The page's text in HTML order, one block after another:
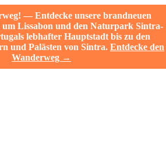
— Entdecke unsere brandneuen
Lissabon und den Naturpark Sintra-
lebhafter Hauptstadt bis zu den
und Palästen von Sintra. Entdecke den
Wanderweg →